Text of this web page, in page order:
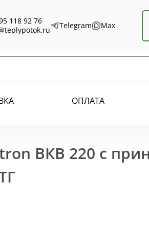
118 92 76
Telegram Max
ОПЛАТА
ВКВ 220 с